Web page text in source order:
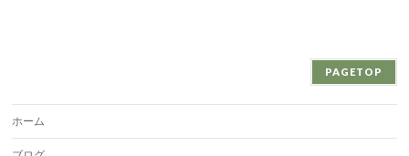
PAGETOP
ホーム